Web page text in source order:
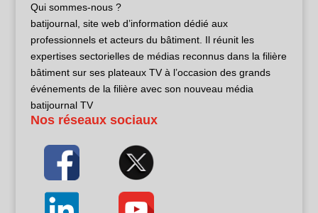
Qui sommes-nous ?
batijournal, site web d’information dédié aux
professionnels et acteurs du bâtiment. Il réunit les
expertises sectorielles de médias reconnus dans la filière
bâtiment sur ses plateaux TV à l’occasion des grands
événements de la filière avec son nouveau média
batijournal TV
Nos réseaux sociaux